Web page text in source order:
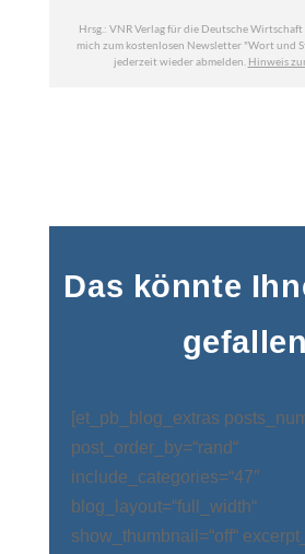
Das könnte
gefallen
[et_pb_blog_extras
post_order_by=“rand“
include_categories=“47″
blog_layout=“full_width“
show_thumbnail=“off“